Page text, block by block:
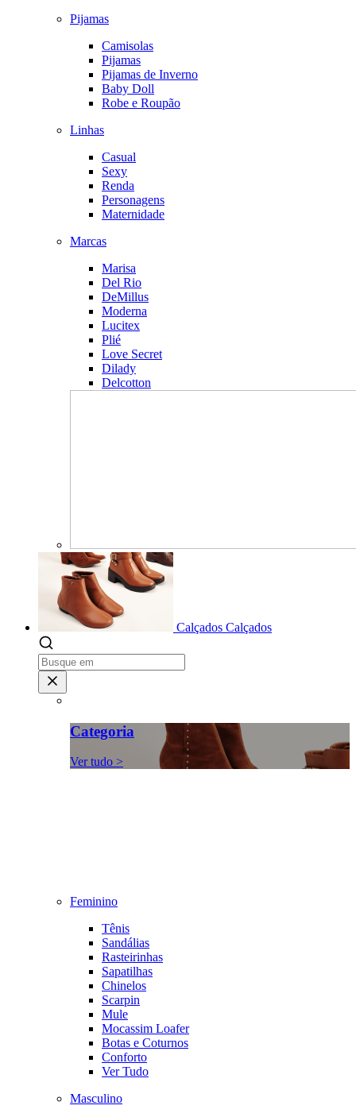
Pijamas
Camisolas
Pijamas
Pijamas de Inverno
Baby Doll
Robe e Roupão
Linhas
Casual
Sexy
Renda
Personagens
Maternidade
Marcas
Marisa
Del Rio
DeMillus
Moderna
Lucitex
Plié
Love Secret
Dilady
Delcotton
Calçados Calçados
Categoria
Ver tudo >
Feminino
Tênis
Sandálias
Rasteirinhas
Sapatilhas
Chinelos
Scarpin
Mule
Mocassim Loafer
Botas e Coturnos
Conforto
Ver Tudo
Masculino